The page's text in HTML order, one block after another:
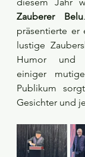
Zauberer Belu
präsentierte er
lustige
Humor und
einiger
Publikum
Gesichter und